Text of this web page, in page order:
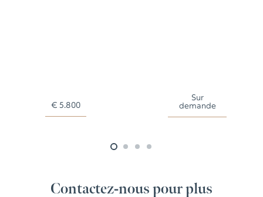
€ 5.800
Sur
demande
Contactez-nous pour plus